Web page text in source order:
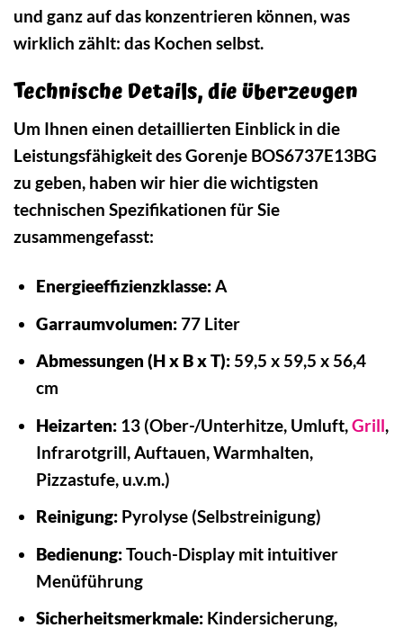
und ganz auf das konzentrieren können, was
wirklich zählt: das Kochen selbst.
Technische Details, die überzeugen
Um Ihnen einen detaillierten Einblick in die
Leistungsfähigkeit des Gorenje BOS6737E13BG
zu geben, haben wir hier die wichtigsten
technischen Spezifikationen für Sie
zusammengefasst:
Energieeffizienzklasse:A
Garraumvolumen:77 Liter
Abmessungen (H x B x T):59,5 x 59,5 x 56,4
cm
Heizarten:13 (Ober-/Unterhitze, Umluft,Grill,
Infrarotgrill, Auftauen, Warmhalten,
Pizzastufe, u.v.m.)
Reinigung:Pyrolyse (Selbstreinigung)
Bedienung:Touch-Display mit intuitiver
Menüführung
Sicherheitsmerkmale:Kindersicherung,